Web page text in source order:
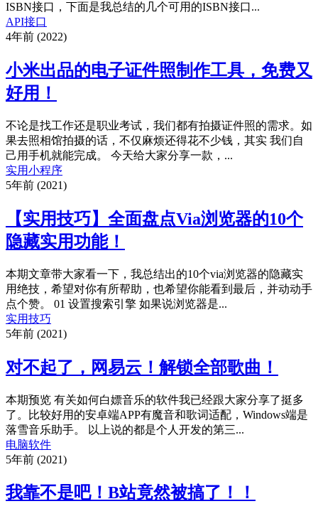
ISBN接口，下面是我总结的几个可用的ISBN接口...
API接口
4年前 (2022)
小米出品的电子证件照制作工具，免费又
好用！
不论是找工作还是职业考试，我们都有拍摄证件照的需求。如
果去照相馆拍摄的话，不仅麻烦还得花不少钱，其实 我们自
己用手机就能完成。 今天给大家分享一款，...
实用小程序
5年前 (2021)
【实用技巧】全面盘点Via浏览器的10个
隐藏实用功能！
本期文章带大家看一下，我总结出的10个via浏览器的隐藏实
用绝技，希望对你有所帮助，也希望你能看到最后，并动动手
点个赞。 01 设置搜索引擎 如果说浏览器是...
实用技巧
5年前 (2021)
对不起了，网易云！解锁全部歌曲！
本期预览 有关如何白嫖音乐的软件我已经跟大家分享了挺多
了。比较好用的安卓端APP有魔音和歌词适配，Windows端是
落雪音乐助手。 以上说的都是个人开发的第三...
电脑软件
5年前 (2021)
我靠不是吧！B站竟然被搞了！！